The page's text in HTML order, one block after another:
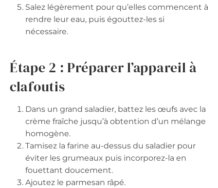
Salez légèrement pour qu’elles commencent à
rendre leur eau, puis égouttez-les si
nécessaire.
Étape 2 : Préparer l’appareil à
clafoutis
Dans un grand saladier, battez les œufs avec la
crème fraîche jusqu’à obtention d’un mélange
homogène.
Tamisez la farine au-dessus du saladier pour
éviter les grumeaux puis incorporez-la en
fouettant doucement.
Ajoutez le parmesan râpé.